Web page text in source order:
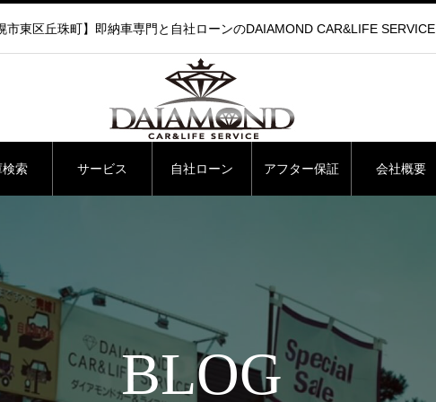
市東区丘珠町】即納車専門と自社ローンのDAIAMOND CAR&LIFE SERVICE
検索 サービス 自社ローン アフター保証 会社概要
BLOG